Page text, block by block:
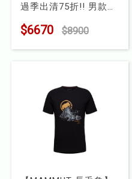
過季出清75折!! 男款
格背心
$6670 $8900